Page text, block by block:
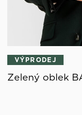
VÝPRODEJ
Zelený oblek